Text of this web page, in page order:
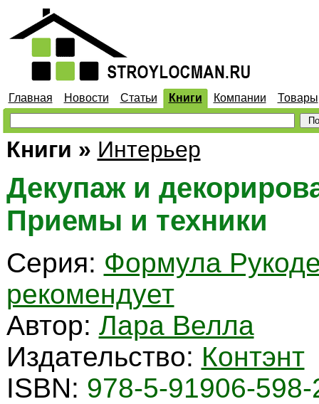
Главная Новости Статьи Книги Компании Товары
Книги » Интерьер
Декупаж и
Приемы и техники
Серия: Формула
рекомендует
Автор: Лара Велла
Издательство: Контэнт
ISBN: 978-5-91906-598-